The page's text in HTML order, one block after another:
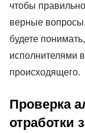
чтобы
верные
будете
исполнителями
происходящего.
Проверка
отработки